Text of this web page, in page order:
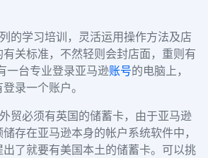
的学习培训，灵活运用操作方法及店
有关标准，不然轻则会封店面，重则有
一台专业登录亚马逊账号的电脑上，
录一个账户。
贸必须有英国的储蓄卡，由于亚马逊
存在亚马逊本身的帐户系统软件中，
了就要有美国本土的储蓄卡。可以挑